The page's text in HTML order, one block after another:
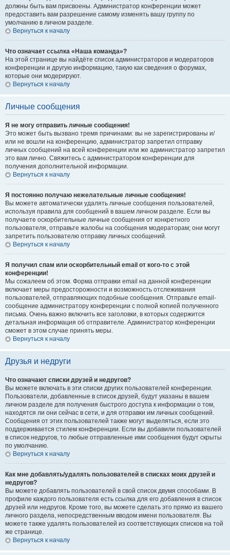
должны быть вам присвоены. Администратор конференции может
предоставить вам разрешение самому изменять вашу группу по
умолчанию в личном разделе.
Вернуться к началу
Что означает ссылка «Наша команда»?
На этой странице вы найдёте список администраторов и модераторов
конференции и другую информацию, такую как сведения о форумах,
которые они модерируют.
Вернуться к началу
Личные сообщения
Я не могу отправить личные сообщения!
Это может быть вызвано тремя причинами: вы не зарегистрированы и/
или не вошли на конференцию, администратор запретил отправку
личных сообщений на всей конференции или же администратор запретил
это вам лично. Свяжитесь с администратором конференции для
получения дополнительной информации.
Вернуться к началу
Я постоянно получаю нежелательные личные сообщения!
Вы можете автоматически удалять личные сообщения пользователей,
используя правила для сообщений в вашем личном разделе. Если вы
получаете оскорбительные личные сообщения от конкретного
пользователя, отправьте жалобы на сообщения модераторам; они могут
запретить пользователю отправку личных сообщений.
Вернуться к началу
Я получил спам или оскорбительный email от кого-то с этой
конференции!
Мы сожалеем об этом. Форма отправки email на данной конференции
включает меры предосторожности и возможность отслеживания
пользователей, отправляющих подобные сообщения. Отправьте email-
сообщение администратору конференции с полной копией полученного
письма. Очень важно включить все заголовки, в которых содержится
детальная информация об отправителе. Администратор конференции
сможет в этом случае принять меры.
Вернуться к началу
Друзья и недруги
Что означают списки друзей и недругов?
Вы можете включать в эти списки других пользователей конференции.
Пользователи, добавленные в список друзей, будут указаны в вашем
личном разделе для получения быстрого доступа к информации о том,
находятся ли они сейчас в сети, и для отправки им личных сообщений.
Сообщения от этих пользователей также могут выделяться, если это
поддерживается стилем конференции. Если вы добавили пользователей
в список недругов, то любые отправленные ими сообщения будут скрыты
по умолчанию.
Вернуться к началу
Как мне добавлять/удалять пользователей в списках моих друзей и
недругов?
Вы можете добавлять пользователей в свой список двумя способами. В
профиле каждого пользователя есть ссылка для его добавления в список
друзей или недругов. Кроме того, вы можете сделать это прямо из вашего
личного раздела, непосредственным вводом имени пользователя. Вы
можете также удалять пользователей из соответствующих списков на той
же странице.
Вернуться к началу